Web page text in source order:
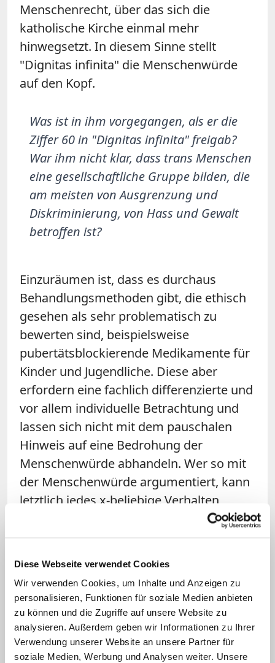
Diese Webseite verwendet Cookies
Wir verwenden Cookies, um Inhalte und Anzeigen zu
personalisieren, Funktionen für soziale Medien anbieten
zu können und die Zugriffe auf unsere Website zu
analysieren. Außerdem geben wir Informationen zu Ihrer
Verwendung unserer Website an unsere Partner für
soziale Medien, Werbung und Analysen weiter. Unsere
Menschenrecht, über das sich die
katholische Kirche einmal mehr
hinwegsetzt. In diesem Sinne stellt
"Dignitas infinita" die Menschenwürde
auf den Kopf.
Was ist in ihm vorgegangen, als er die
Ziffer 60 in "Dignitas infinita" freigab?
War ihm nicht klar, dass trans Menschen
eine gesellschaftliche Gruppe bilden, die
am meisten von Ausgrenzung und
Diskriminierung, von Hass und Gewalt
betroffen ist?
Einzuräumen ist, dass es durchaus
Behandlungsmethoden gibt, die ethisch
gesehen als sehr problematisch zu
bewerten sind, beispielsweise
pubertätsblockierende Medikamente für
Kinder und Jugendliche. Diese aber
erfordern eine fachlich differenzierte und
vor allem individuelle Betrachtung und
lassen sich nicht mit dem pauschalen
Hinweis auf eine Bedrohung der
Menschenwürde abhandeln. Wer so mit
der Menschenwürde argumentiert, kann
letztlich jedes x-beliebige Verhalten
bestätigen oder verwerfen. Auf diese
Dabei sah es zwischenzeitlich so aus, als
würde sich Papst Franziskus
insbesondere transgeschlechtlicher